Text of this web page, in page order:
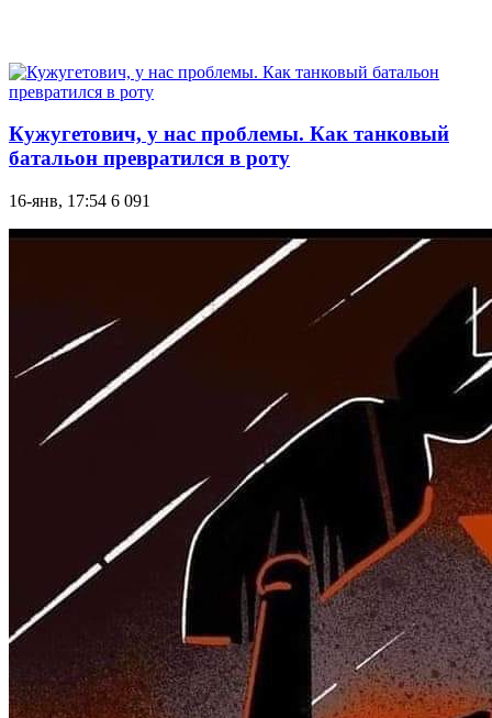
Кужугетович, у нас проблемы. Как танковый
батальон превратился в роту
16-янв, 17:54 6 091